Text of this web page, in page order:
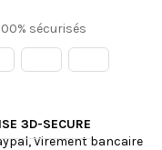
sécurisés
3D-SECURE
Virement bancaire